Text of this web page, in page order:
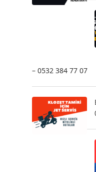
– 0532 384 77 07